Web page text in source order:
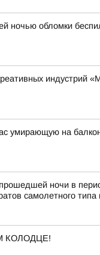
ночью обломки
индустрий
умирающую на
ночи в
самолетного типа
КОЛОДЦЕ!